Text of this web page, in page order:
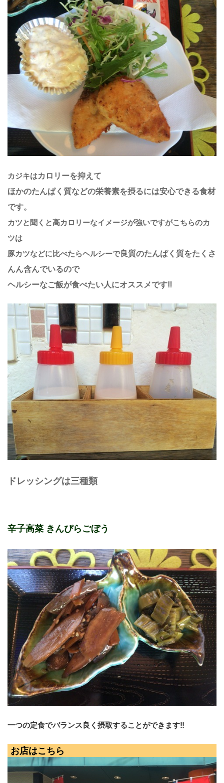
カジキはカロリーを抑えて
ほかのたんぱく質などの栄養素を摂るには安心できる食材
です。
カツと聞くと高カロリーなイメージが強いですがこちらのカ
ツは
豚カツなどに比べたらヘルシーで良質のたんぱく質をたくさ
んん含んでいるので
ヘルシーなご飯が食べたい人にオススメです‼︎
ドレッシングは三種類
辛子高菜 きんぴらごぼう
一つの定食でバランス良く摂取することができます‼︎
お店はこちら